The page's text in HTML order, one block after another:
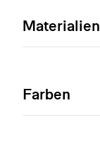
Materialien
Farben